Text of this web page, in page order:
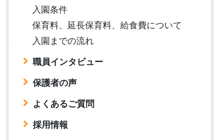
入園条件
保育料、延長保育料、給食費について
入園までの流れ
職員インタビュー
保護者の声
よくあるご質問
採用情報